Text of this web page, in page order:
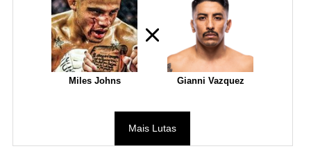
Miles Johns Gianni Vazquez
Mais Lutas